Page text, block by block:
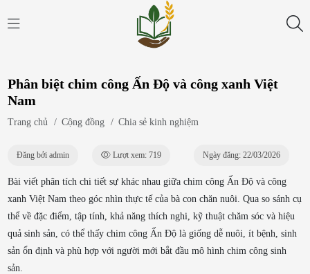
Phân biệt chim công Ấn Độ và công xanh Việt
Nam
Trang chủ / Cộng đồng / Chia sẻ kinh nghiệm
Đăng bởi admin Lượt xem: 719 Ngày đăng: 22/03/2026
Bài viết phân tích chi tiết sự khác nhau giữa chim công Ấn Độvà công
xanh Việt Namtheo góc nhìn thực tế của bà con chăn nuôi. Qua so sánh cụ
thể về đặc điểm, tập tính, khả năng thích nghi, kỹ thuật chăm sóc và hiệu
quả sinh sản, có thể thấy chim công Ấn Độ là giống dễ nuôi, ít bệnh, sinh
sản ổn định và phù hợp với người mới bắt đầu mô hình chim công sinh
sản.